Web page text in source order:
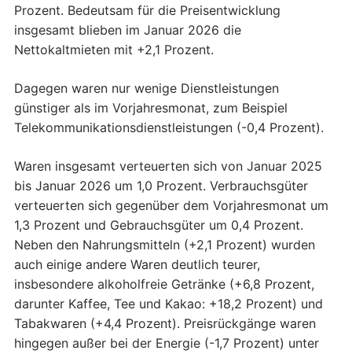
Prozent. Bedeutsam für die Preisentwicklung
insgesamt blieben im Januar 2026 die
Nettokaltmieten mit +2,1 Prozent.
Dagegen waren nur wenige Dienstleistungen
günstiger als im Vorjahresmonat, zum Beispiel
Telekommunikationsdienstleistungen (-0,4 Prozent).
Waren insgesamt verteuerten sich von Januar 2025
bis Januar 2026 um 1,0 Prozent. Verbrauchsgüter
verteuerten sich gegenüber dem Vorjahresmonat um
1,3 Prozent und Gebrauchsgüter um 0,4 Prozent.
Neben den Nahrungsmitteln (+2,1 Prozent) wurden
auch einige andere Waren deutlich teurer,
insbesondere alkoholfreie Getränke (+6,8 Prozent,
darunter Kaffee, Tee und Kakao: +18,2 Prozent) und
Tabakwaren (+4,4 Prozent). Preisrückgänge waren
hingegen außer bei der Energie (-1,7 Prozent) unter